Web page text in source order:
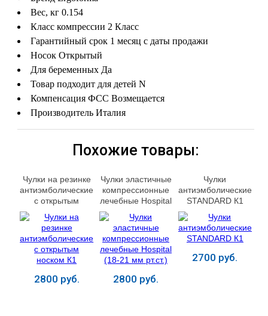
Вес, кг 0.154
Класс компрессии 2 Класс
Гарантийный срок 1 месяц с даты продажи
Носок Открытый
Для беременных Да
Товар подходит для детей N
Компенсация ФСС Возмещается
Производитель Италия
Похожие товары:
Чулки на резинке
антиэмболические
с открытым
2800 руб.
Чулки эластичные
компрессионные
лечебные Hospital
(18-21 мм рт.ст.)
2800 руб.
Чулки
антиэмболические
STANDARD К1
2700 руб.